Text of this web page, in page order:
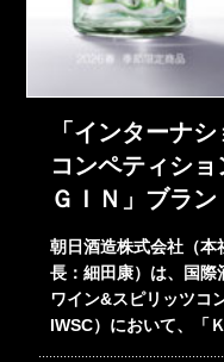
「インターナ
コンペティショ
ＧＩＮ」ブラ
朝日酒造株式会社（本
長：細田康）は、国
ワイン&スピリッツコ
IWSC）において、「